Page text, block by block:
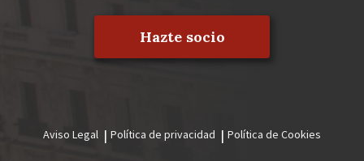
Hazte socio
Aviso Legal Política de privacidad Política de Cookies